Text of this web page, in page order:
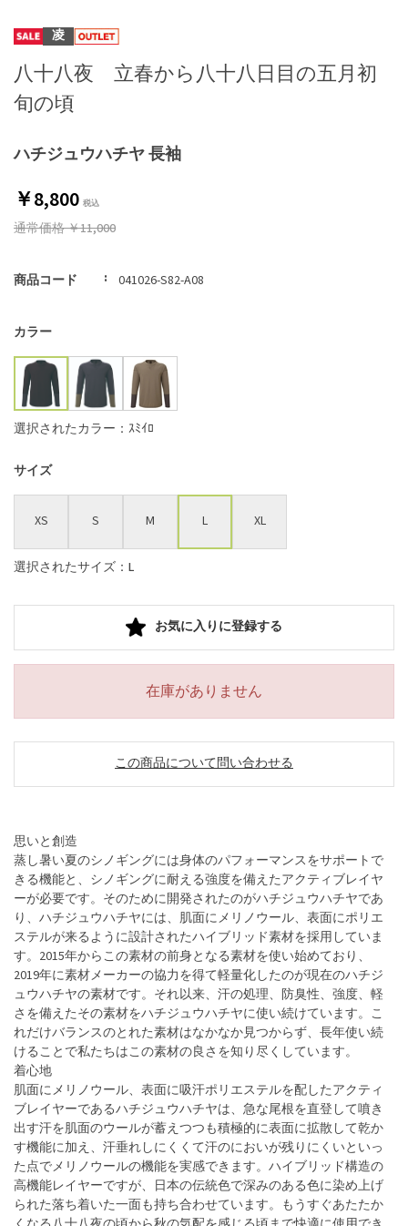
ハチジュウハチヤ 長袖
凌
八十八夜 立春から八十八日目の五月初
旬の頃
￥8,800
通常価格￥11,000
商品コード 041026-S82-A08
カラー
選択されたカラー：ｽﾐｲﾛ
サイズ
XS S M L XL
選択されたサイズ：L
お気に入りに登録する
在庫がありません
この商品について問い合わせる
思いと創造
蒸し暑い夏のシノギングには身体のパフォーマンスをサポートで
きる機能と、シノギングに耐える強度を備えたアクティブレイヤ
ーが必要です。そのために開発されたのがハチジュウハチヤであ
り、ハチジュウハチヤには、肌面にメリノウール、表面にポリエ
ステルが来るように設計されたハイブリッド素材を採用していま
す。2015年からこの素材の前身となる素材を使い始めており、
2019年に素材メーカーの協力を得て軽量化したのが現在のハチジ
ュウハチヤの素材です。それ以来、汗の処理、防臭性、強度、軽
さを備えたその素材をハチジュウハチヤに使い続けています。こ
れだけバランスのとれた素材はなかなか見つからず、長年使い続
けることで私たちはこの素材の良さを知り尽くしています。
着心地
肌面にメリノウール、表面に吸汗ポリエステルを配したアクティ
ブレイヤーであるハチジュウハチヤは、急な尾根を直登して噴き
出す汗を肌面のウールが蓄えつつも積極的に表面に拡散して乾か
す機能に加え、汗垂れしにくくて汗のにおいが残りにくいといっ
た点でメリノウールの機能を実感できます。ハイブリッド構造の
高機能レイヤーですが、日本の伝統色で深みのある色に染め上げ
られた落ち着いた一面も持ち合わせています。もうすぐあたたか